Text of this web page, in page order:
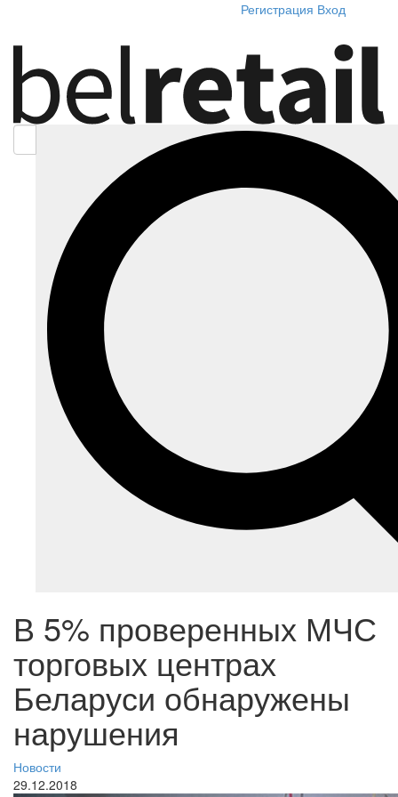
Регистрация Вход
В 5% проверенных МЧС
торговых центрах
Беларуси обнаружены
нарушения
Новости
29.12.2018